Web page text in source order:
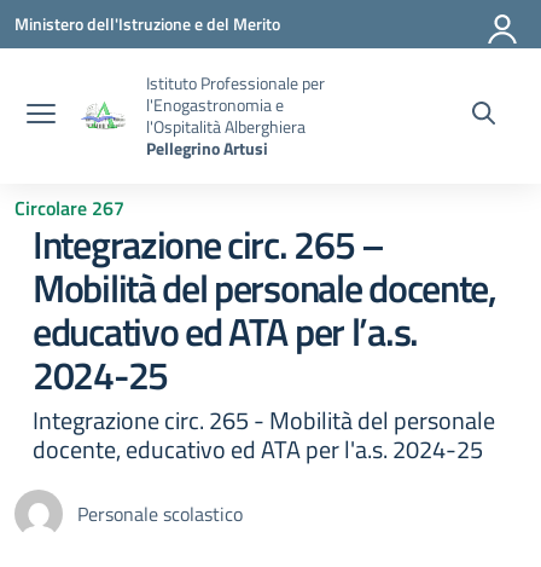
Vai ai contenuti
Vai al menu di navigazione
Vai al footer
Ministero dell'Istruzione e del Merito
Istituto Professionale per
l'Enogastronomia e
l'Ospitalità Alberghiera
Pellegrino Artusi
Circolare 267
Integrazione circ. 265 –
Mobilità del personale docente,
educativo ed ATA per l’a.s.
2024-25
Integrazione circ. 265 - Mobilità del personale
docente, educativo ed ATA per l'a.s. 2024-25
Personale scolastico